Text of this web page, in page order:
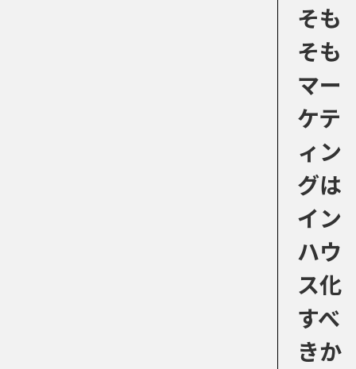
そも
そも
マー
ケテ
ィン
グは
イン
ハウ
ス化
すべ
きか